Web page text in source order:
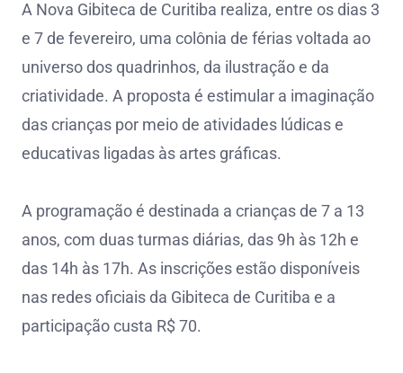
A Nova Gibiteca de Curitiba realiza, entre os dias 3
e 7 de fevereiro, uma colônia de férias voltada ao
universo dos quadrinhos, da ilustração e da
criatividade. A proposta é estimular a imaginação
das crianças por meio de atividades lúdicas e
educativas ligadas às artes gráficas.
A programação é destinada a crianças de 7 a 13
anos, com duas turmas diárias, das 9h às 12h e
das 14h às 17h. As inscrições estão disponíveis
nas redes oficiais da Gibiteca de Curitiba e a
participação custa R$ 70.